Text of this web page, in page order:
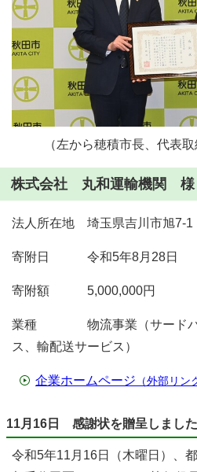
（左から穂積市長、代表
株式会社 丸和運輸機関 様
法人所在地 埼玉県吉川市旭7-1
寄附日 令和5年8月28日
寄附額 5,000,000円
業種 物流事業（サードパー
ス、輸配送サービス）
企業ホームページ （外部リン
11月16日 感謝状を贈呈しました
令和5年11月16日（木曜日）、